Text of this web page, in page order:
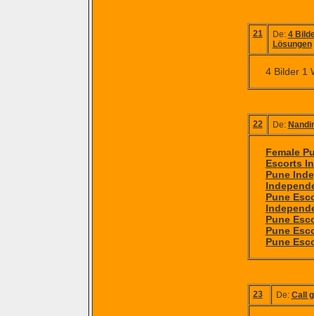
21 De: 4
Lösungen
4 Bilder 1
22 De:
Female
Escorts
Pune
Pune
Pune
Pune
Pune
23 De: Call